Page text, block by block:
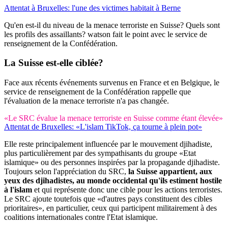
Attentat à Bruxelles: l'une des victimes habitait à Berne
Qu'en est-il du niveau de la menace terroriste en Suisse? Quels sont
les profils des assaillants? watson fait le point avec le service de
renseignement de la Confédération.
La Suisse est-elle ciblée?
Face aux récents événements survenus en France et en Belgique, le
service de renseignement de la Confédération rappelle que
l'évaluation de la menace terroriste n'a pas changée.
«Le SRC évalue la menace terroriste en Suisse comme étant élevée»
Attentat de Bruxelles: «L'islam TikTok, ça tourne à plein pot»
Elle reste principalement influencée par le mouvement djihadiste,
plus particulièrement par des sympathisants du groupe «Etat
islamique» ou des personnes inspirées par la propagande djihadiste.
Toujours selon l'appréciation du SRC, la Suisse appartient, aux
yeux des djihadistes, au monde occidental qu'ils estiment hostile
à l'islam et qui représente donc une cible pour les actions terroristes.
Le SRC ajoute toutefois que «d'autres pays constituent des cibles
prioritaires», en particulier, ceux qui participent militairement à des
coalitions internationales contre l'Etat islamique.